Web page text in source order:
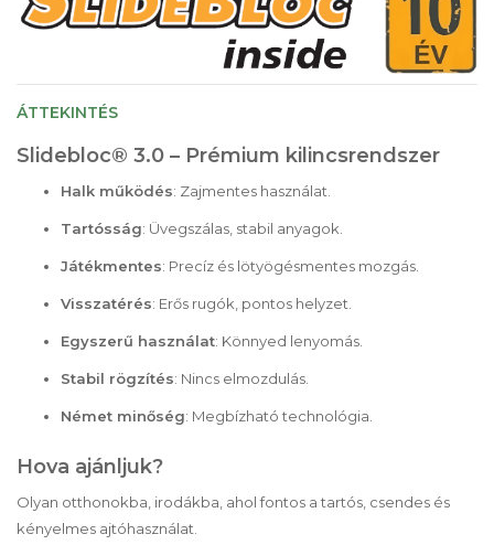
ÁTTEKINTÉS
Slidebloc® 3.0 – Prémium kilincsrendszer
Halk működés: Zajmentes használat.
Tartósság: Üvegszálas, stabil anyagok.
Játékmentes: Precíz és lötyögésmentes mozgás.
Visszatérés: Erős rugók, pontos helyzet.
Egyszerű használat: Könnyed lenyomás.
Stabil rögzítés: Nincs elmozdulás.
Német minőség: Megbízható technológia.
Hova ajánljuk?
Olyan otthonokba, irodákba, ahol fontos a tartós, csendes és
kényelmes ajtóhasználat.